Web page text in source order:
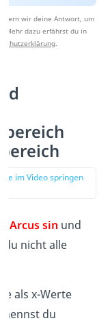
wir deine Antwort, um
Mehr dazu erfährst du in
.
im Video springen
Arcus sin und
du nicht alle
als x-Werte
nennst du